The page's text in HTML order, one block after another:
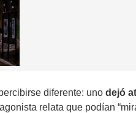
diferente: uno dejó
relata que podían